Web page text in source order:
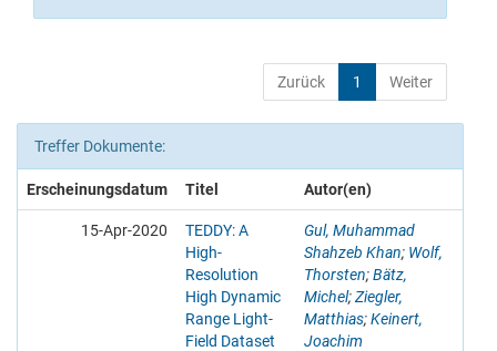
Zurück 1 Weiter
Treffer Dokumente:
Erscheinungsdatum Titel Autor(en)
15-Apr-2020
TEDDY: A
High-
Resolution
High Dynamic
Range Light-
Field Dataset
Gul, Muhammad
Shahzeb Khan; Wolf,
Thorsten;Bätz,
Michel;Ziegler,
Matthias;Keinert,
Joachim